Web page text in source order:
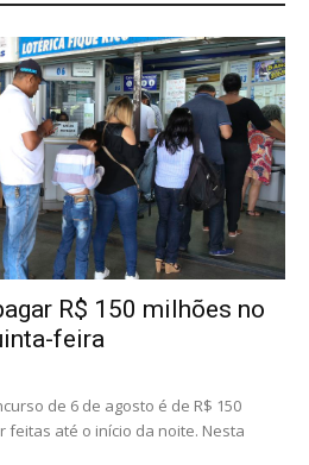
R$ 150 milhões no
feira
de 6 de agosto é de R$ 150
feitas até o início da noite. Nesta